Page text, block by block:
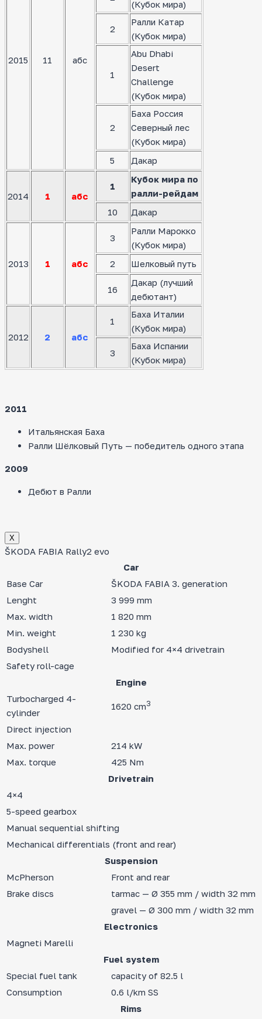
2015 11 абс
(Кубок мира)
2
Ралли Катар
(Кубок мира)
1
Abu Dhabi
Desert
Challenge
(Кубок мира)
2
Баха Россия
Северный лес
(Кубок мира)
5
Дакар
2014 1 абс
1
Кубок мира по
ралли-рейдам
10
Дакар
2013 1 абс
3
Ралли Марокко
(Кубок мира)
2
Шелковый путь
16
Дакар (лучший
дебютант)
2012 2 абс
1
Баха Италии
(Кубок мира)
3
Баха Испании
(Кубок мира)
2011
Итальянская Баха
Ралли Шёлковый Путь — победитель одного этапа
2009
Дебют в Ралли
Х
ŠKODA FABIA Rally2 evo
Car
Base Car
ŠKODA FABIA 3. generation
Lenght
3 999 mm
Max. width
1 820 mm
Min. weight
1 230 kg
Bodyshell
Modified for 4×4 drivetrain
Safety roll-cage
Engine
Turbocharged 4-
cylinder
1620 cm3
Direct injection
Max. power
214 kW
Max. torque
425 Nm
Drivetrain
4×4
5-speed gearbox
Manual sequential shifting
Mechanical differentials (front and rear)
Suspension
McPherson
Front and rear
Brake discs
tarmac — Ø 355 mm / width 32 mm
gravel — Ø 300 mm / width 32 mm
Electronics
Magneti Marelli
Fuel system
Special fuel tank
capacity of 82.5 l
Consumption
0.6 l/km SS
Rims